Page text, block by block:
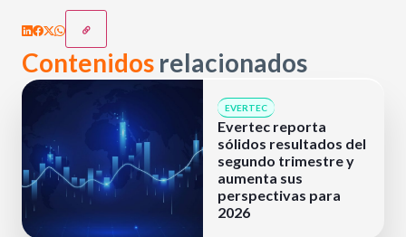
Contenidos relacionados
EVERTEC
Evertec reporta
sólidos resultados del
segundo trimestre y
aumenta sus
perspectivas para
2026